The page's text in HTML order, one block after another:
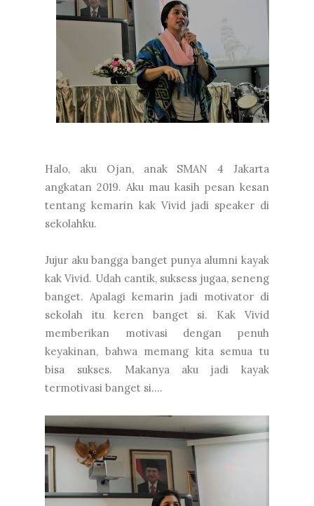
Halo, aku Ojan, anak SMAN 4 Jakarta
angkatan 2019. Aku mau kasih pesan kesan
tentang kemarin kak Vivid jadi speaker di
sekolahku.
Jujur aku bangga banget punya alumni kayak
kak Vivid. Udah cantik, suksess jugaa, seneng
banget. Apalagi kemarin jadi motivator di
sekolah itu keren banget si. Kak Vivid
memberikan motivasi dengan penuh
keyakinan, bahwa memang kita semua tu
bisa sukses. Makanya aku jadi kayak
termotivasi banget si....